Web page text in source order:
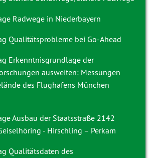
Radwege in Niederbayern
Qualitätsprobleme bei Go-Ahead
Erkenntnisgrundlage der
ausweiten: Messungen
des Flughafens München
Ausbau der Staatsstraße 2142
- Hirschling – Perkam
Qualitätsdaten des